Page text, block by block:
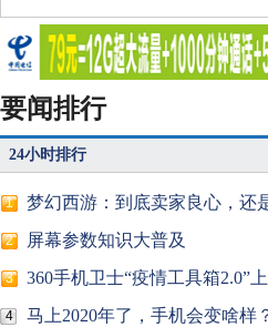
要闻排行
24小时排行
1 梦幻西游：到底卖家良心，还
2 屏幕参数知识大普及
3 360手机卫士“疫情工具箱2.0”上
4 马上2020年了，手机会变啥样